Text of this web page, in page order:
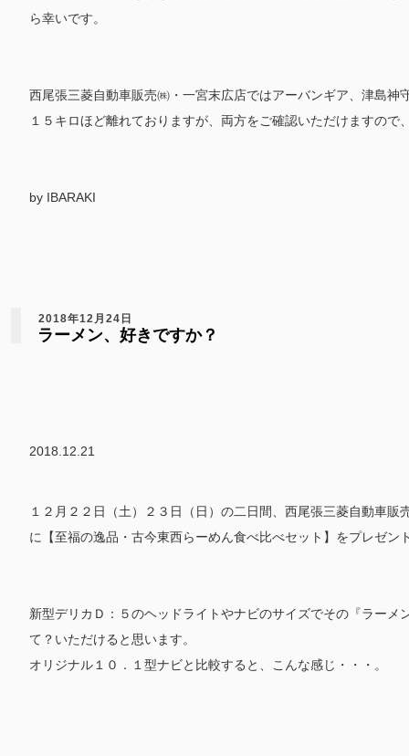
ら幸いです。
西尾張三菱自動車販売㈱・一宮末広店ではアーバンギア、津島神
１５キロほど離れておりますが、両方をご確認いただけますの
by IBARAKI
2018年12月24日
ラーメン、好きですか？
2018.12.21
１２月２２日（土）２３日（日）の二日間、西尾張三菱自動車
に【至福の逸品・古今東西らーめん食べ比べセット】をプレゼン
新型デリカＤ：５のヘッドライトやナビのサイズでその『ラーメ
て？いただけると思います。
オリジナル１０．１型ナビと比較すると、こんな感じ・・・。